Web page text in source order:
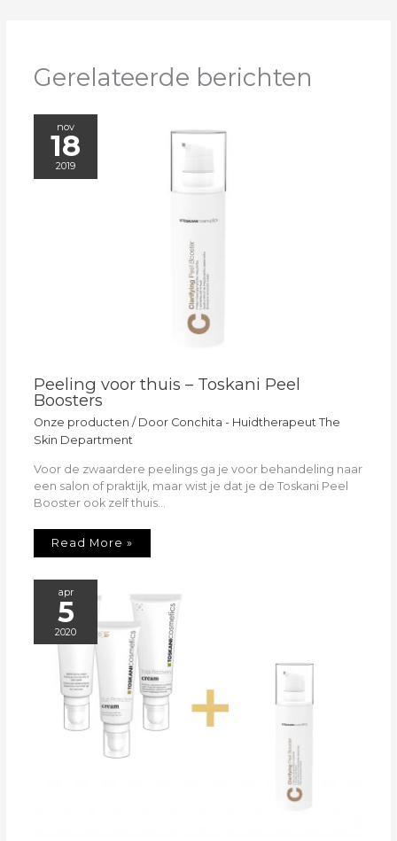
Gerelateerde berichten
nov
18
2019
Peeling voor thuis – Toskani Peel
Boosters
Onze producten / Door Conchita - Huidtherapeut The
Skin Department
Voor de zwaardere peelings ga je voor behandeling naar
een salon of praktijk, maar wist je dat je de Toskani Peel
Booster ook zelf thuis…
Read More »
apr
5
2020